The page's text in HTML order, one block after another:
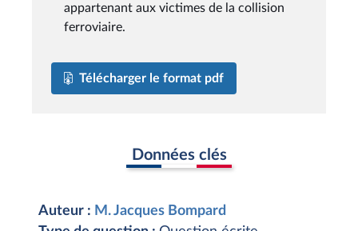
appartenant aux victimes de la collision
ferroviaire.
Télécharger le format pdf
Données clés
Auteur : M. Jacques Bompard